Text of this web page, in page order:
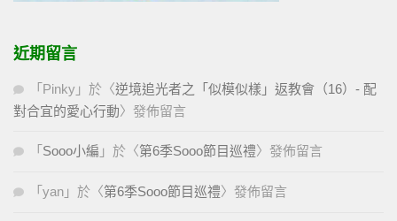
近期留言
「 Pinky 」於〈逆境追光者之「似模似樣」返教會（16）- 配
對合宜的愛心行動〉發佈留言
「 Sooo小編 」於〈第6季Sooo節目巡禮〉發佈留言
「 yan 」於〈第6季Sooo節目巡禮〉發佈留言